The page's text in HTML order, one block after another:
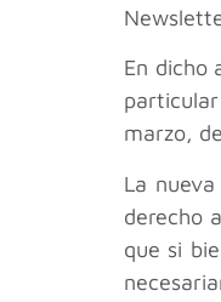
En dicho
marzo,
La
derecho
que si